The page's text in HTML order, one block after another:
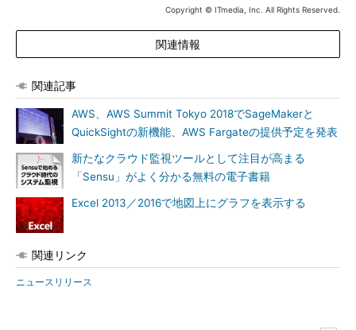
Copyright © ITmedia, Inc. All Rights Reserved.
関連情報
関連記事
AWS、AWS Summit Tokyo 2018でSageMakerと
QuickSightの新機能、AWS Fargateの提供予定を発表
新たなクラウド監視ツールとして注目が高まる
「Sensu」がよく分かる無料の電子書籍
Excel 2013／2016で地図上にグラフを表示する
関連リンク
ニュースリリース